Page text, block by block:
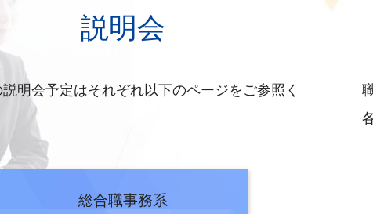
月13日 令和6年度 総合職試験 既合格者向け官庁訪問の実施につ
月19日 公務研究セミナーin霞が関の実施について
21日 【総合職事務系】過去の業務説明会一覧
13日 【全職種共通】国家公務員OPENゼミ～【文理対象】秋
月18日 2023年度総合職試験 夏の官庁訪問について【総合職
月11日 令和5年度 総合職試験 既合格者向け6月期官庁訪問の実
説明会
明会予定はそれぞれ以下のページをご参照く
総合職事務系